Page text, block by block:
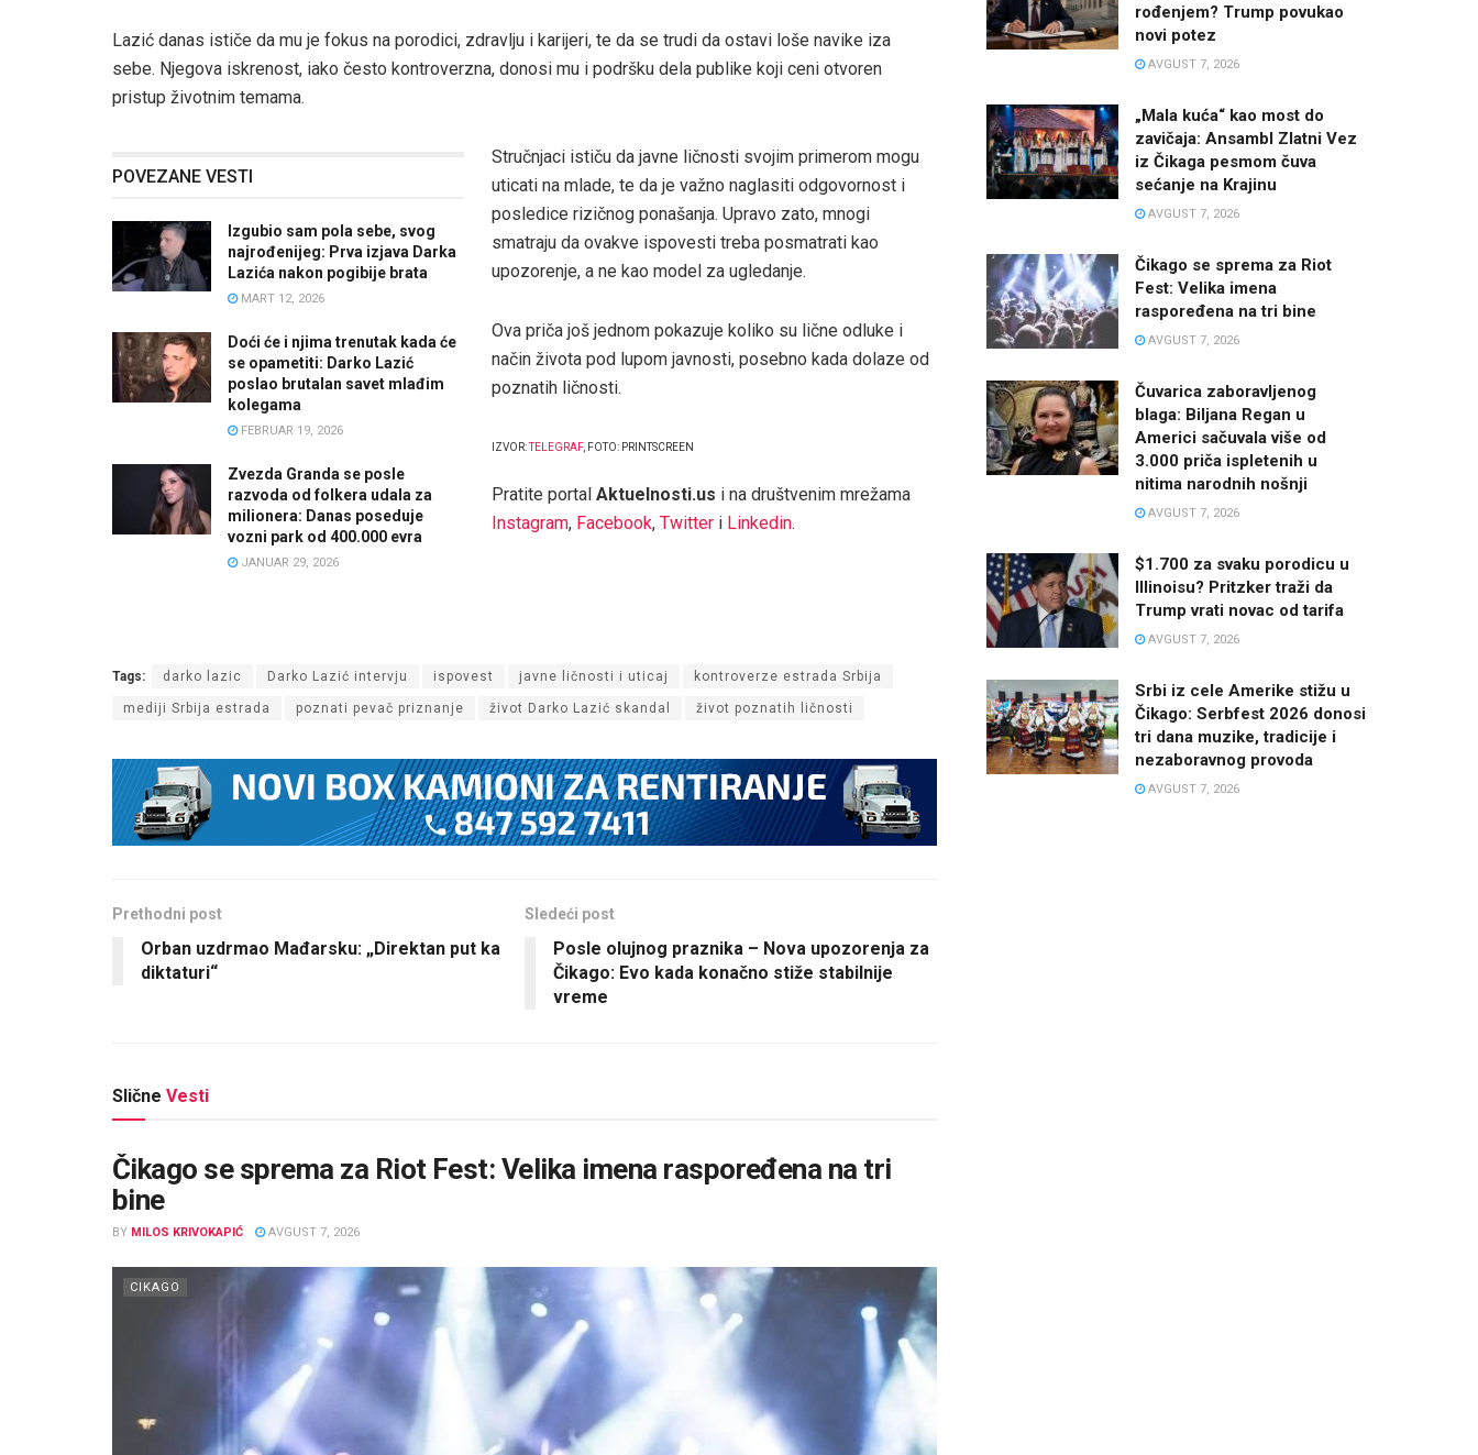
Lazić danas ističe da mu je fokus na porodici, zdravlju i karijeri, te da se trudi da ostavi loše navike iza
sebe. Njegova iskrenost, iako često kontroverzna, donosi mu i podršku dela publike koji ceni otvoren
pristup životnim temama.
POVEZANE VESTI
Izgubio sam pola sebe, svog
najrođenijeg: Prva izjava Darka
Lazića nakon pogibije brata
MART 12, 2026
Doći će i njima trenutak kada će
se opametiti: Darko Lazić
poslao brutalan savet mlađim
kolegama
FEBRUAR 19, 2026
Zvezda Granda se posle
razvoda od folkera udala za
milionera: Danas poseduje
vozni park od 400.000 evra
JANUAR 29, 2026
Stručnjaci ističu da javne ličnosti svojim primerom mogu
uticati na mlade, te da je važno naglasiti odgovornost i
posledice rizičnog ponašanja. Upravo zato, mnogi
smatraju da ovakve ispovesti treba posmatrati kao
upozorenje, a ne kao model za ugledanje.
Ova priča još jednom pokazuje koliko su lične odluke i
način života pod lupom javnosti, posebno kada dolaze od
poznatih ličnosti.
IZVOR:TELEGRAF, FOTO: PRINTSCREEN
Pratite portal Aktuelnosti.us i na društvenim mrežama
Instagram, Facebook, Twitter i Linkedin.
Tags: darko lazic Darko Lazić intervju ispovest javne ličnosti i uticaj kontroverze estrada Srbija
mediji Srbija estrada poznati pevač priznanje život Darko Lazić skandal život poznatih ličnosti
Prethodni post
Orban uzdrmao Mađarsku: „Direktan put ka
diktaturi“
Sledeći post
Posle olujnog praznika – Nova upozorenja za
Čikago: Evo kada konačno stiže stabilnije
vreme
Slične Vesti
Čikago se sprema za Riot Fest: Velika imena raspoređena na tri
bine
BY MILOS KRIVOKAPIĆ AVGUST 7, 2026
CIKAGO
rođenjem? Trump povukao
novi potez
AVGUST 7, 2026
„Mala kuća“ kao most do
zavičaja: Ansambl Zlatni Vez
iz Čikaga pesmom čuva
sećanje na Krajinu
AVGUST 7, 2026
Čikago se sprema za Riot
Fest: Velika imena
raspoređena na tri bine
AVGUST 7, 2026
Čuvarica zaboravljenog
blaga: Biljana Regan u
Americi sačuvala više od
3.000 priča ispletenih u
nitima narodnih nošnji
AVGUST 7, 2026
$1.700 za svaku porodicu u
Illinoisu? Pritzker traži da
Trump vrati novac od tarifa
AVGUST 7, 2026
Srbi iz cele Amerike stižu u
Čikago: Serbfest 2026 donosi
tri dana muzike, tradicije i
nezaboravnog provoda
AVGUST 7, 2026